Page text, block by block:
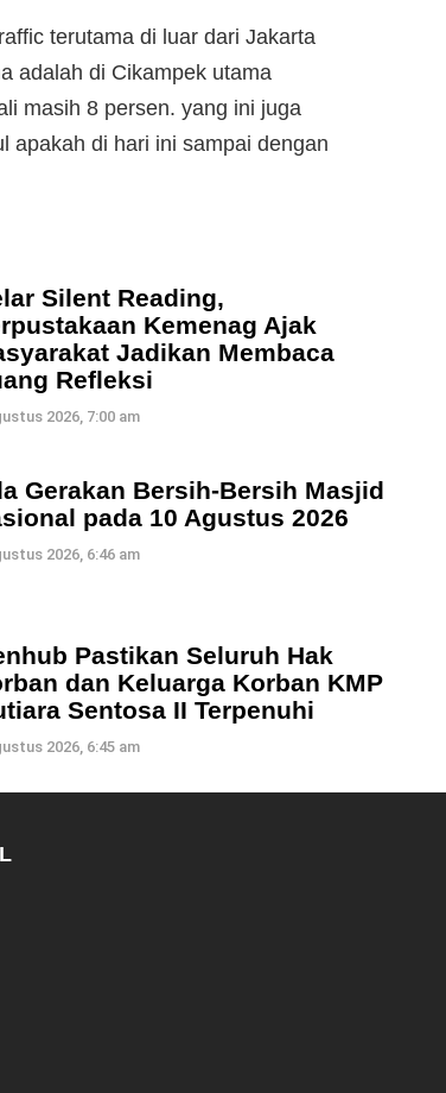
terutama di luar dari Jakarta
adalah di Cikampek utama
masih 8 persen. yang ini juga
apakah di hari ini sampai dengan
Silent Reading,
Kemenag Ajak
Jadikan Membaca
Refleksi
2026, 7:00 am
Gerakan Bersih-Bersih Masjid
pada 10 Agustus 2026
2026, 6:46 am
Pastikan Seluruh Hak
dan Keluarga Korban KMP
Sentosa II Terpenuhi
2026, 6:45 am